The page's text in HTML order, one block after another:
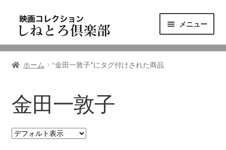
ゲ
シ
へ
キ
テ
ツ
キ
プ
メニュー
ニュース
東三河の映画館
しねとろ倶楽部について
ホーム “金田一敦子”にタグ付けされた商品
金田一敦子